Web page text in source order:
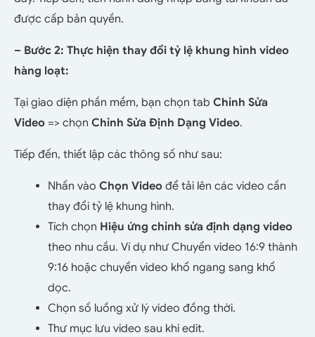
được cấp bản quyền.
– Bước 2: Thực hiện thay đổi tỷ lệ khung hình video
hàng loạt:
Tại giao diện phần mềm, bạn chọn tab Chỉnh Sửa
Video => chọn Chỉnh Sửa Định Dạng Video.
Tiếp đến, thiết lập các thông số như sau:
Nhấn vào Chọn Video để tải lên các video cần
thay đổi tỷ lệ khung hình.
Tích chọn Hiệu ứng chỉnh sửa định dạng video
theo nhu cầu. Ví dụ như Chuyển video 16:9 thành
9:16 hoặc chuyển video khổ ngang sang khổ
dọc.
Chọn số luồng xử lý video đồng thời.
Thư mục lưu video sau khi edit.